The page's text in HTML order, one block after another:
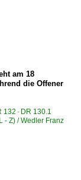
– Borchtitz
– Neustrelitz
·Dresdner Bahn·
– Strausberg –
(–Szczecin)
Wittenberg –
am 18
die Offener
· DR 130.1
- Z) / Wedler Franz